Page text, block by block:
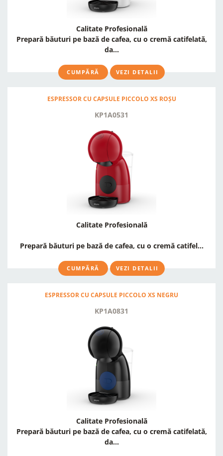
Calitate Profesională
Prepară băuturi pe bază de cafea, cu o cremă catifelată,
da...
CUMPĂRĂ VEZI DETALII
ESPRESSOR CU CAPSULE PICCOLO XS ROȘU
KP1A0531
Calitate Profesională
Prepară băuturi pe bază de cafea, cu o cremă catifel...
CUMPĂRĂ VEZI DETALII
ESPRESSOR CU CAPSULE PICCOLO XS NEGRU
KP1A0831
Calitate Profesională
Prepară băuturi pe bază de cafea, cu o cremă catifelată,
da...